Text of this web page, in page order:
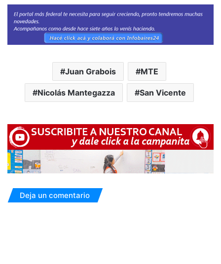
Juan Grabois MTE
Nicolás Mantegazza San Vicente
Deja un comentario